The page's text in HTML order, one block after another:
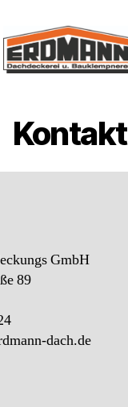
Kontakt
GmbH
89
dach.de